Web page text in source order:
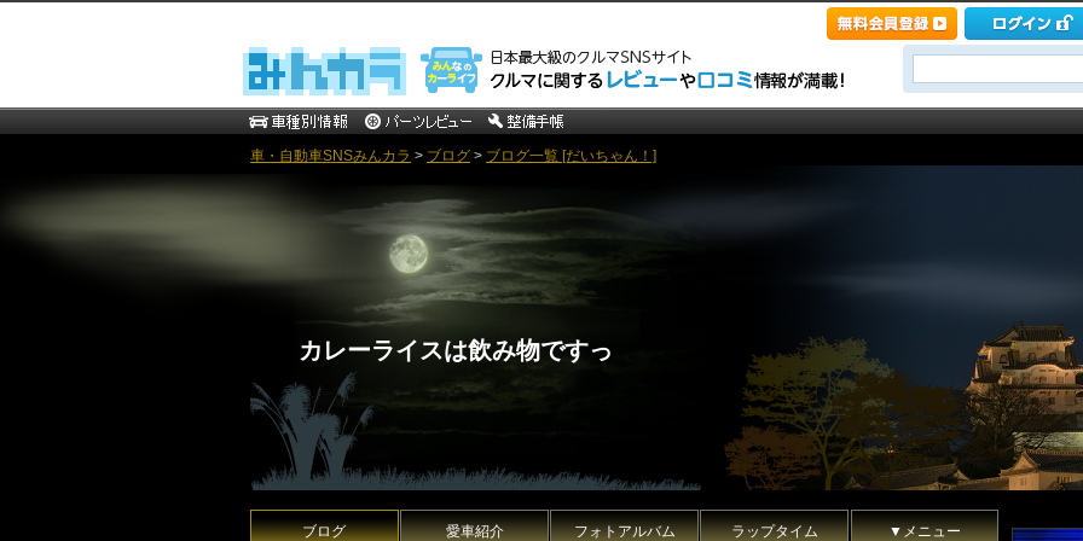
車・自動車SNSみんカラ > ブログ > ブログ一覧 [だいちゃん！]
カレーライスは飲み物ですっ
ブログ 愛車紹介 フォトアルバム ラップタイム ▼メニュー